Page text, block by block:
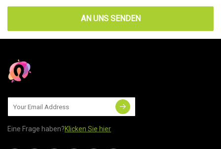
AN UNS SENDEN
Eine Frage haben?Klicken Sie hier